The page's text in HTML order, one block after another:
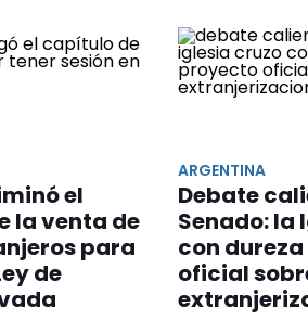
el
la venta de
para
de
ARGENTINA
Debate
Senado: la
con
oficial